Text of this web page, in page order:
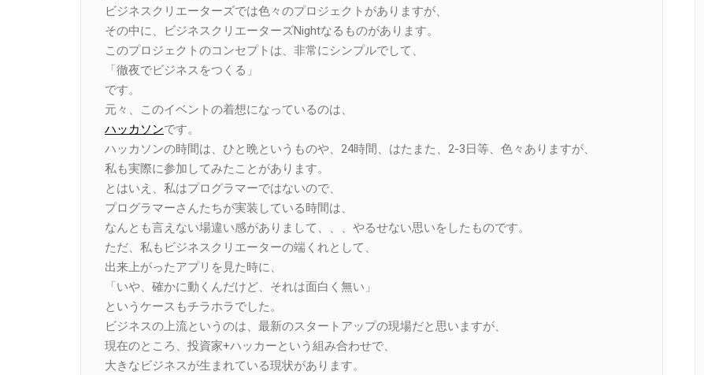
ビジネスクリエーターズでは色々のプロジェクトがありますが、
その中に、ビジネスクリエーターズNightなるものがあります。
このプロジェクトのコンセプトは、非常にシンプルでして、
「徹夜でビジネスをつくる」
です。
元々、このイベントの着想になっているのは、
ハッカソンです。
ハッカソンの時間は、ひと晩というものや、24時間、はたまた、2-3日等、色々ありますが、
私も実際に参加してみたことがあります。
とはいえ、私はプログラマーではないので、
プログラマーさんたちが実装している時間は、
なんとも言えない場違い感がありまして、、、やるせない思いをしたものです。
ただ、私もビジネスクリエーターの端くれとして、
出来上がったアプリを見た時に、
「いや、確かに動くんだけど、それは面白く無い」
というケースもチラホラでした。
ビジネスの上流というのは、最新のスタートアップの現場だと思いますが、
現在のところ、投資家+ハッカーという組み合わせで、
大きなビジネスが生まれている現状があります。